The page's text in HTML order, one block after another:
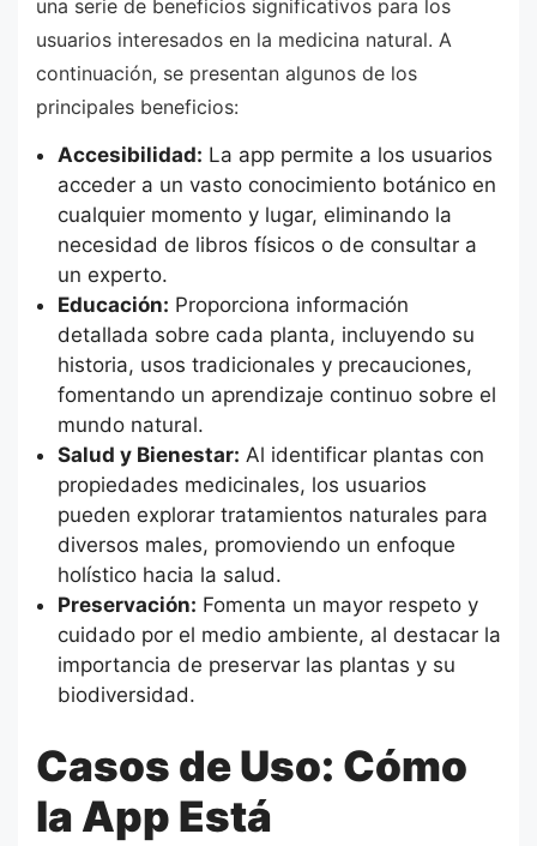
una serie de beneficios significativos para los
usuarios interesados en la medicina natural. A
continuación, se presentan algunos de los
principales beneficios:
Accesibilidad: La app permite a los usuarios
acceder a un vasto conocimiento botánico en
cualquier momento y lugar, eliminando la
necesidad de libros físicos o de consultar a
un experto.
Educación: Proporciona información
detallada sobre cada planta, incluyendo su
historia, usos tradicionales y precauciones,
fomentando un aprendizaje continuo sobre el
mundo natural.
Salud y Bienestar: Al identificar plantas con
propiedades medicinales, los usuarios
pueden explorar tratamientos naturales para
diversos males, promoviendo un enfoque
holístico hacia la salud.
Preservación: Fomenta un mayor respeto y
cuidado por el medio ambiente, al destacar la
importancia de preservar las plantas y su
biodiversidad.
Casos de Uso: Cómo
la App Está